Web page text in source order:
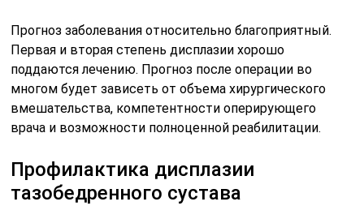
Прогноз заболевания относительно благоприятный.
Первая и вторая степень дисплазии хорошо
поддаются лечению. Прогноз после операции во
многом будет зависеть от объема хирургического
вмешательства, компетентности оперирующего
врача и возможности полноценной реабилитации.
Профилактика дисплазии
тазобедренного сустава